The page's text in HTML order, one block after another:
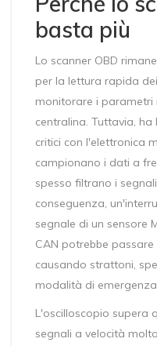
basta più
Lo scanner OBD
per la lettura rapida
monitorare i parametri
centralina. Tuttavia,
critici con l'elettronica
campionano i dati a
spesso filtrano i
conseguenza,
segnale di un sensore
CAN potrebbe
causando strattoni,
modalità di
L'oscilloscopio supera
segnali a velocità